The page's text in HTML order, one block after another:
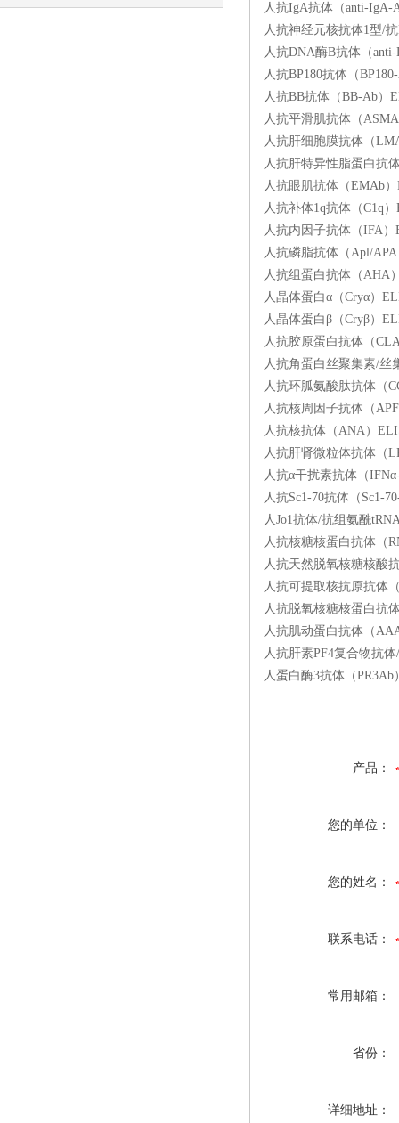
人抗IgA抗体（anti-IgA-
人抗神经元核抗体1型/
人抗DNA酶B抗体（
人抗BP180抗体（
人抗BB抗体（BB-Ab）
人抗平滑肌抗体（
人抗肝细胞膜抗体（
人抗肝特异性脂蛋白抗
人抗眼肌抗体（EMAb
人抗补体1q抗体（C1q
人抗内因子抗体（IFA
人抗磷脂抗体（Apl/
人抗组蛋白抗体（AHA
人晶体蛋白α（Cryα）
人晶体蛋白β（Cryβ）
人抗胶原蛋白抗体（
人抗角蛋白丝聚集素/丝
人抗环胍氨酸肽抗体（
人抗核周因子抗体（
人抗核抗体（ANA）
人抗肝肾微粒体抗体（
人抗α干扰素抗体（
人抗Sc1-70抗体（Sc1-
人Jo1抗体/抗组氨酰
人抗核糖核蛋白抗体（
人抗天然脱氧核糖核酸
人抗可提取核抗原抗体
人抗脱氧核糖核蛋白抗
人抗肌动蛋白抗体（
人抗肝素PF4复合物抗
人蛋白酶3抗体（
产品：
您的单位：
您的姓名：
联系电话：
常用邮箱：
省份：
详细地址：